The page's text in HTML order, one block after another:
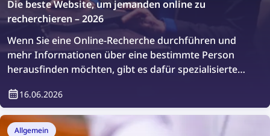
Die beste Website, um jemanden online zu
recherchieren – 2026
Wenn Sie eine Online-Recherche durchführen und
mehr Informationen über eine bestimmte Person
herausfinden möchten, gibt es dafür spezialisierte
Websites, um jemanden online zu recherchieren.
16.06.2026
Allgemein